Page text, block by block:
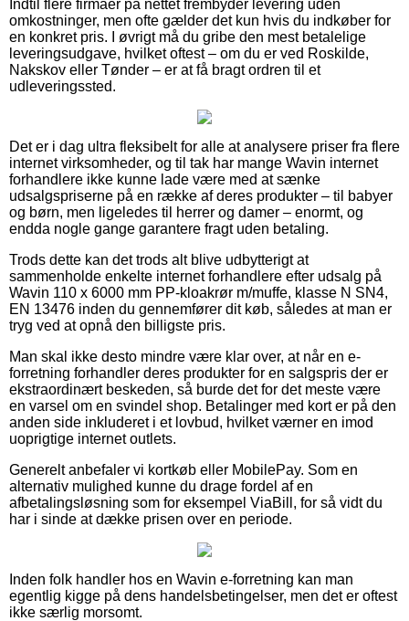
Indtil flere firmaer på nettet frembyder levering uden
omkostninger, men ofte gælder det kun hvis du indkøber for
en konkret pris. I øvrigt må du gribe den mest betalelige
leveringsudgave, hvilket oftest – om du er ved Roskilde,
Nakskov eller Tønder – er at få bragt ordren til et
udleveringssted.
Det er i dag ultra fleksibelt for alle at analysere priser fra flere
internet virksomheder, og til tak har mange Wavin internet
forhandlere ikke kunne lade være med at sænke
udsalgspriserne på en række af deres produkter – til babyer
og børn, men ligeledes til herrer og damer – enormt, og
endda nogle gange garantere fragt uden betaling.
Trods dette kan det trods alt blive udbytterigt at
sammenholde enkelte internet forhandlere efter udsalg på
Wavin 110 x 6000 mm PP-kloakrør m/muffe, klasse N SN4,
EN 13476 inden du gennemfører dit køb, således at man er
tryg ved at opnå den billigste pris.
Man skal ikke desto mindre være klar over, at når en e-
forretning forhandler deres produkter for en salgspris der er
ekstraordinært beskeden, så burde det for det meste være
en varsel om en svindel shop. Betalinger med kort er på den
anden side inkluderet i et lovbud, hvilket værner en imod
uoprigtige internet outlets.
Generelt anbefaler vi kortkøb eller MobilePay. Som en
alternativ mulighed kunne du drage fordel af en
afbetalingsløsning som for eksempel ViaBill, for så vidt du
har i sinde at dække prisen over en periode.
Inden folk handler hos en Wavin e-forretning kan man
egentlig kigge på dens handelsbetingelser, men det er oftest
ikke særlig morsomt.